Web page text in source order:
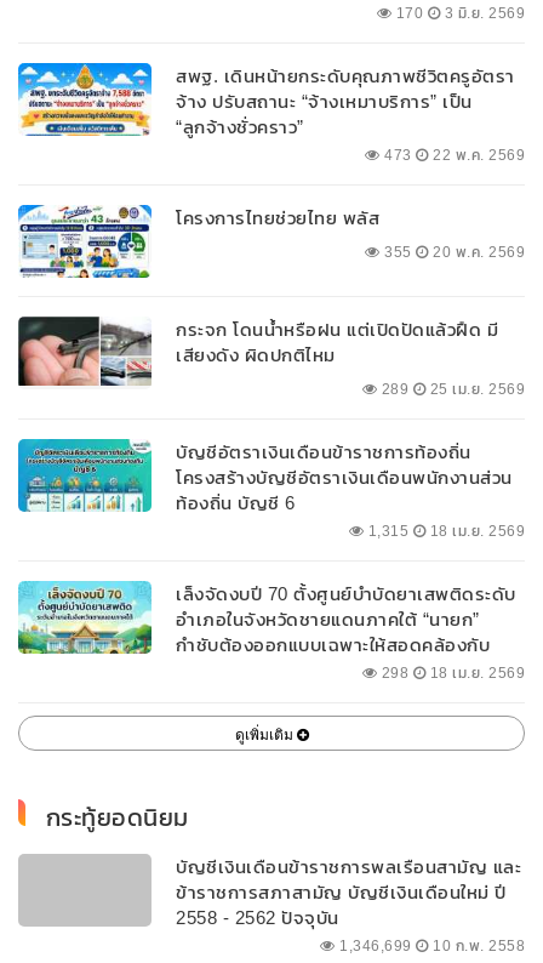
170 3 มิ.ย. 2569
สพฐ. เดินหน้ายกระดับคุณภาพชีวิตครูอัตรา
จ้าง ปรับสถานะ “จ้างเหมาบริการ” เป็น
“ลูกจ้างชั่วคราว”
473 22 พ.ค. 2569
โครงการไทยช่วยไทย พลัส
355 20 พ.ค. 2569
กระจก โดนน้ำหรือฝน แต่เปิดปัดแล้วฝืด มี
เสียงดัง ผิดปกติไหม
289 25 เม.ย. 2569
บัญชีอัตราเงินเดือนข้าราชการท้องถิ่น
โครงสร้างบัญชีอัตราเงินเดือนพนักงานส่วน
ท้องถิ่น บัญชี 6
1,315 18 เม.ย. 2569
เล็งจัดงบปี 70 ตั้งศูนย์บำบัดยาเสพติดระดับ
อำเภอในจังหวัดชายแดนภาคใต้ “นายก”
กำชับต้องออกแบบเฉพาะให้สอดคล้องกับ
298 18 เม.ย. 2569
ดูเพิ่มเติม
กระทู้ยอดนิยม
บัญชีเงินเดือนข้าราชการพลเรือนสามัญ และ
ข้าราชการสภาสามัญ บัญชีเงินเดือนใหม่ ปี
2558 - 2562 ปัจจุบัน
1,346,699 10 ก.พ. 2558